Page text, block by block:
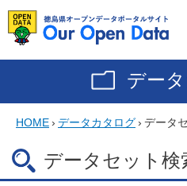
デー
HOME› データカタログ› データ
データセット検